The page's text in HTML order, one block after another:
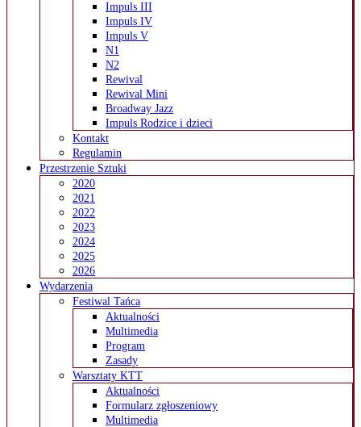
Impuls III
Impuls IV
Impuls V
N1
N2
Rewival
Rewival Mini
Broadway Jazz
Impuls Rodzice i dzieci
Kontakt
Regulamin
Przestrzenie Sztuki
2020
2021
2022
2023
2024
2025
2026
Wydarzenia
Festiwal Tańca
Aktualności
Multimedia
Program
Zasady
Warsztaty KTT
Aktualności
Formularz zgłoszeniowy
Multimedia